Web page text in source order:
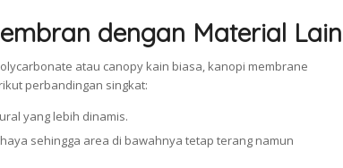
dengan Material Lain
atau canopy kain biasa, kanopi membrane
perbandingan singkat:
yang lebih dinamis.
sehingga area di bawahnya tetap terang namun